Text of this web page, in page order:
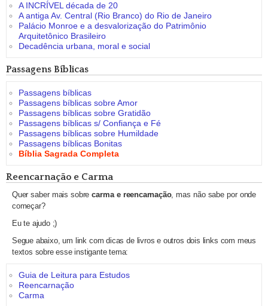
A INCRÍVEL década de 20
A antiga Av. Central (Rio Branco) do Rio de Janeiro
Palácio Monroe e a desvalorização do Patrimônio
Arquitetônico Brasileiro
Decadência urbana, moral e social
Passagens Bíblicas
Passagens bíblicas
Passagens bíblicas sobre Amor
Passagens bíblicas sobre Gratidão
Passagens bíblicas s/ Confiança e Fé
Passagens bíblicas sobre Humildade
Passagens bíblicas Bonitas
Bíblia Sagrada Completa
Reencarnação e Carma
Quer saber mais sobrecarma e reencarnação, mas não sabe por onde
começar?
Eu te ajudo ;)
Segue abaixo, um link com dicas de livros e outros dois links com meus
textos sobre esse instigante tema:
Guia de Leitura para Estudos
Reencarnação
Carma